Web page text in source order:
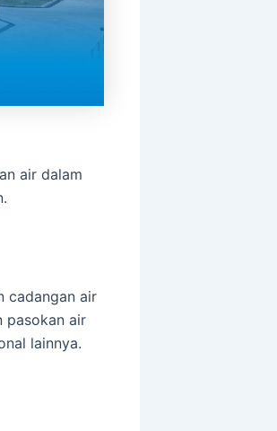
air dalam
cadangan air
pasokan air
lainnya.